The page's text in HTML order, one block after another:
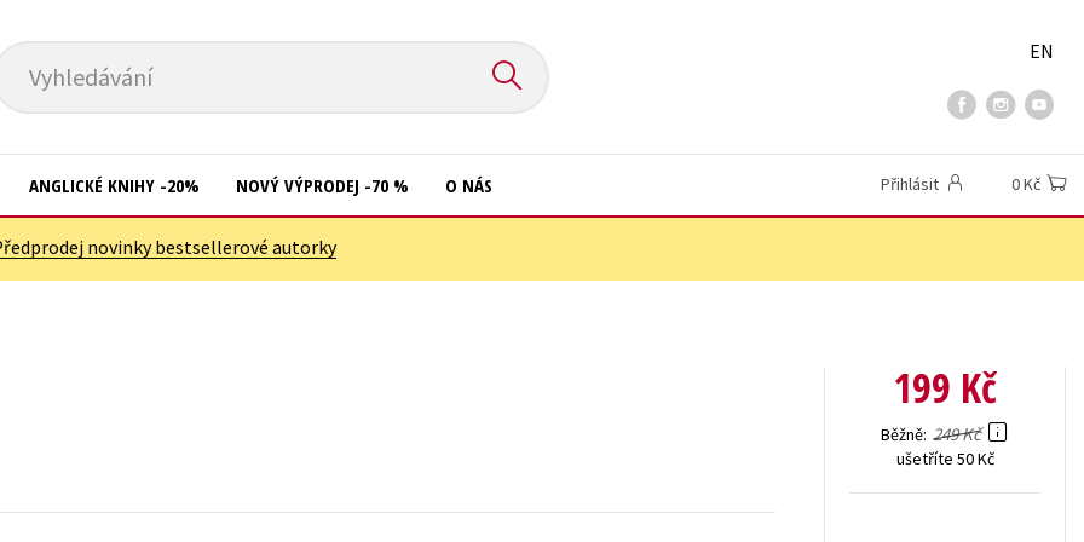
Vyhledávání
EN
ANGLICKÉ KNIHY -20% NOVÝ VÝPRODEJ -70 % O NÁS Přihlásit 0 Kč
novinky bestsellerové autorky
199 Kč
Běžně 249 Kč
ušetříte 50 Kč